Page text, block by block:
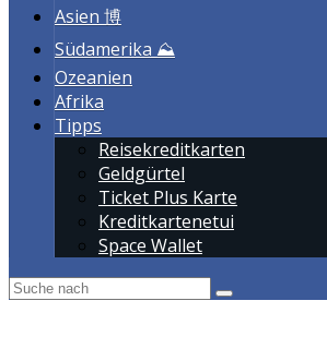
Asien 博
Südamerika ⛰️
Ozeanien
Afrika
Tipps
Reisekreditkarten
Geldgürtel
Ticket Plus Karte
Kreditkartenetui
Space Wallet